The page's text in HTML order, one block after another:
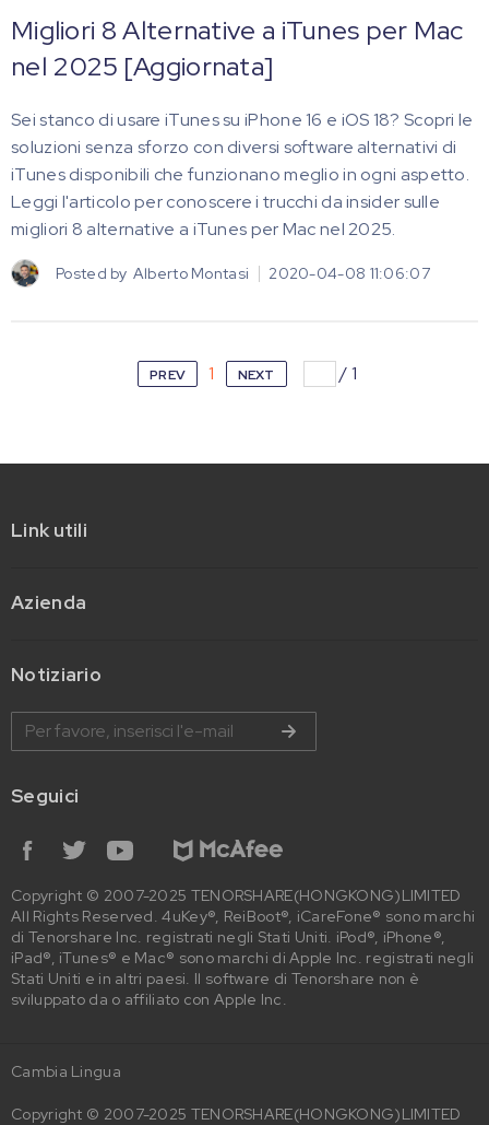
Migliori 8 Alternative a iTunes per Mac
nel 2025 [Aggiornata]
Sei stanco di usare iTunes su iPhone 16 e iOS 18? Scopri le
soluzioni senza sforzo con diversi software alternativi di
iTunes disponibili che funzionano meglio in ogni aspetto.
Leggi l'articolo per conoscere i trucchi da insider sulle
migliori 8 alternative a iTunes per Mac nel 2025.
Posted by Alberto Montasi 2020-04-08 11:06:07
PREV 1 NEXT /1
Link utili
Azienda
Notiziario
Seguici
Copyright © 2007-2025 TENORSHARE(HONGKONG)LIMITED
All Rights Reserved. 4uKey®, ReiBoot®, iCareFone® sono marchi
di Tenorshare Inc. registrati negli Stati Uniti. iPod®, iPhone®,
iPad®, iTunes® e Mac® sono marchi di Apple Inc. registrati negli
Stati Uniti e in altri paesi. Il software di Tenorshare non è
sviluppato da o affiliato con Apple Inc.
Cambia Lingua
Copyright © 2007-2025 TENORSHARE(HONGKONG)LIMITED